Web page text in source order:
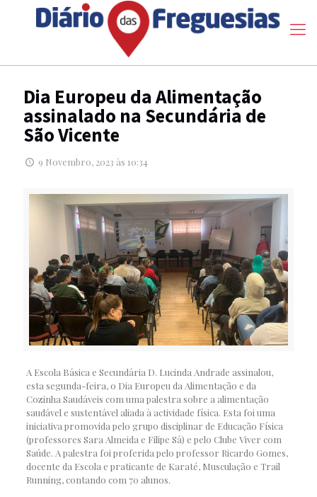
Dia Europeu da Alimentação
assinalado na Secundária de
São Vicente
9 Novembro, 2023 às 10:34
A Escola Básica e Secundária D. Lucinda Andrade assinalou,
esta segunda-feira, o Dia Europeu da Alimentação e da
Cozinha Saudáveis com uma palestra sobre a alimentação
saudável e sustentável aliada à actividade física. Esta foi uma
iniciativa promovida pelo grupo disciplinar de Educação Física
(professores Sara Almeida e Filipe Sá) e pelo Clube Viver com
Saúde. A palestra foi proferida pelo professor Ricardo Gomes,
docente da Escola e praticante de Karaté, Musculação e Trail
Running, contando com 70 alunos.